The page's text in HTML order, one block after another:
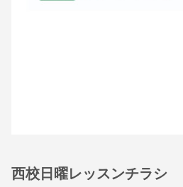
西校日曜レッスンチラシ